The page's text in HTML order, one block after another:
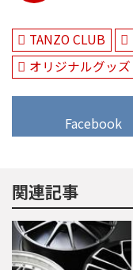
TANZO CLUB
オリジナルグッズ
Facebook
関連記事